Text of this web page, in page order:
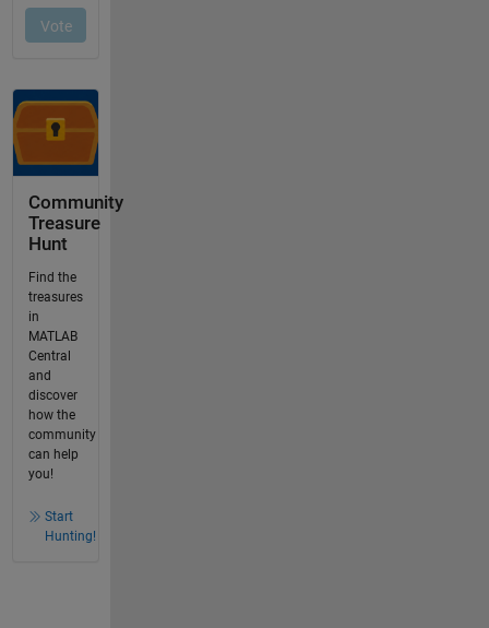
Community
Treasure
Hunt
Find the
treasures
in
MATLAB
Central
and
discover
how the
community
can help
you!
Start
Hunting!